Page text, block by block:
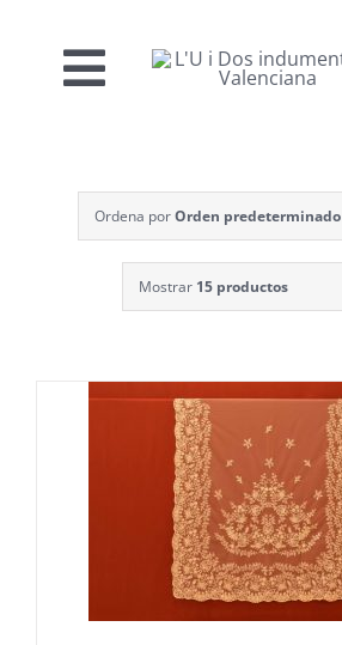
contenidoToggle
Nosotros
Venta online
Confección a medida
Carrito
Ordena porOrden predeterminado
Mostrar 15 productos